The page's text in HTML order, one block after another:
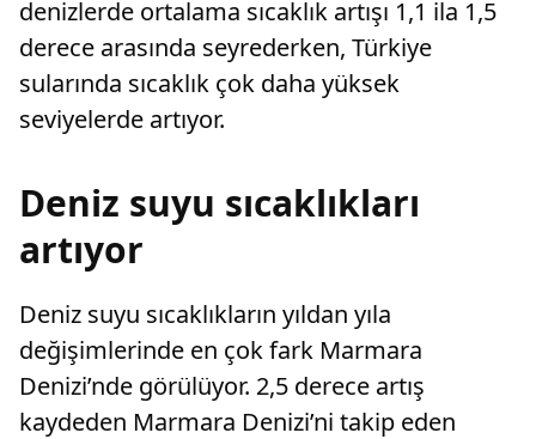
denizlerde ortalama sıcaklık artışı 1,1 ila 1,5
derece arasında seyrederken, Türkiye
sularında sıcaklık çok daha yüksek
seviyelerde artıyor.
Deniz suyu sıcaklıkları
artıyor
Deniz suyu sıcaklıkların yıldan yıla
değişimlerinde en çok fark Marmara
Denizi’nde görülüyor. 2,5 derece artış
kaydeden Marmara Denizi’ni takip eden